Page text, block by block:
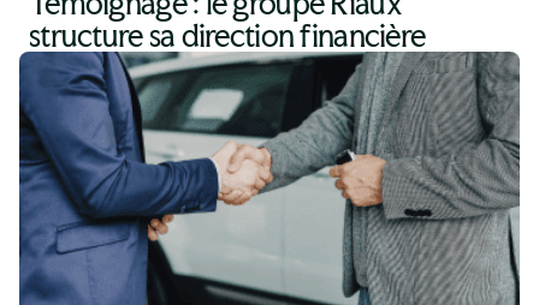
structure sa direction financière